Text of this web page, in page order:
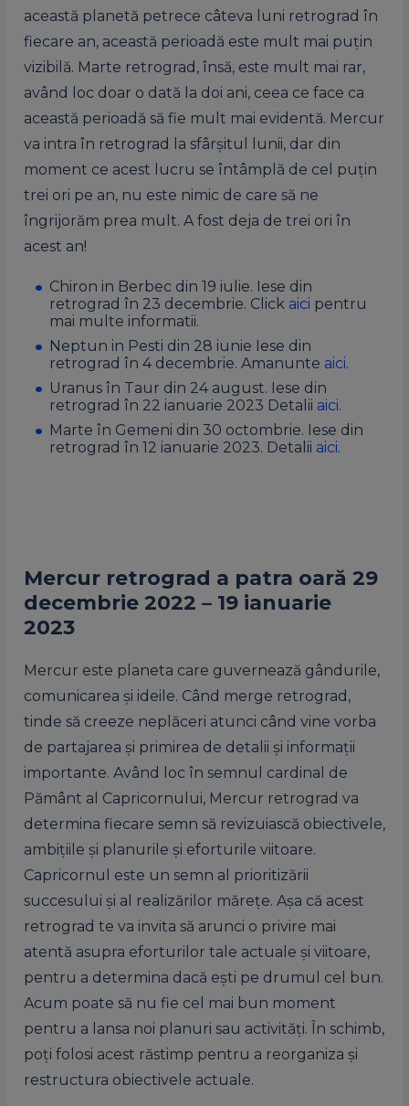
această planetă petrece câteva luni retrograd în
fiecare an, această perioadă este mult mai puțin
vizibilă. Marte retrograd, însă, este mult mai rar,
având loc doar o dată la doi ani, ceea ce face ca
această perioadă să fie mult mai evidentă. Mercur
va intra în retrograd la sfârșitul lunii, dar din
moment ce acest lucru se întâmplă de cel puțin
trei ori pe an, nu este nimic de care să ne
îngrijorăm prea mult. A fost deja de trei ori în
acest an!
Chiron in Berbec din 19 iulie. Iese din
retrograd în 23 decembrie. Click aici pentru
mai multe informatii.
Neptun in Pesti din 28 iunie Iese din
retrograd în 4 decembrie. Amanunte aici.
Uranus în Taur din 24 august. Iese din
retrograd în 22 ianuarie 2023 Detalii aici.
Marte în Gemeni din 30 octombrie. Iese din
retrograd în 12 ianuarie 2023. Detalii aici.
Mercur retrograd a patra oară 29
decembrie 2022 – 19 ianuarie
2023
Mercur este planeta care guvernează gândurile,
comunicarea și ideile. Când merge retrograd,
tinde să creeze neplăceri atunci când vine vorba
de partajarea și primirea de detalii și informații
importante. Având loc în semnul cardinal de
Pământ al Capricornului, Mercur retrograd va
determina fiecare semn să revizuiască obiectivele,
ambițiile și planurile și eforturile viitoare.
Capricornul este un semn al prioritizării
succesului și al realizărilor mărețe. Așa că acest
retrograd te va invita să arunci o privire mai
atentă asupra eforturilor tale actuale și viitoare,
pentru a determina dacă ești pe drumul cel bun.
Acum poate să nu fie cel mai bun moment
pentru a lansa noi planuri sau activități. În schimb,
poți folosi acest răstimp pentru a reorganiza și
restructura obiectivele actuale.